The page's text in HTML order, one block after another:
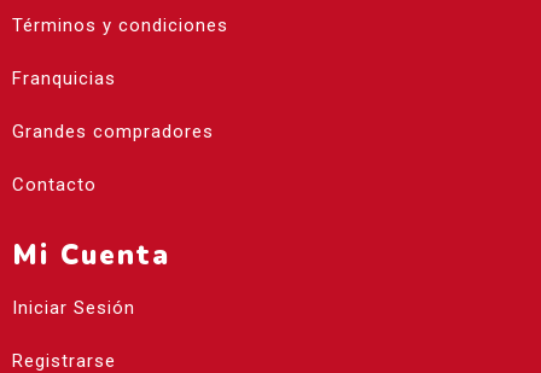
Términos y condiciones
Franquicias
Grandes compradores
Contacto
Mi Cuenta
Iniciar Sesión
Registrarse